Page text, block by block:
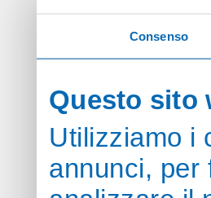
Consenso
Questo sito
Utilizziamo i
annunci, per